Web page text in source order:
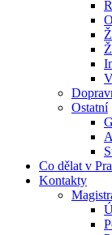
Ostatní
Co dělat v
Kontakty